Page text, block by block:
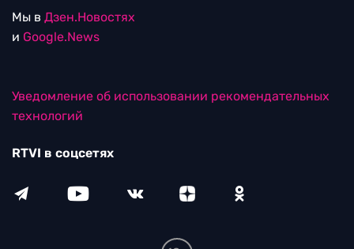
Мы в Дзен.Новостях
и Google.News
Уведомление об использовании рекомендательных
технологий
RTVI в соцсетях